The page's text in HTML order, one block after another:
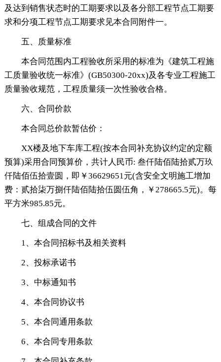
及达到销售状态时的工期要求以及各分部工程节点工期要
求和分项工程节点工期要求见本合同附件一。
五、质量标准
本合同范围内工程验收所采用的标准为《建筑工程施
工质量验收统一标准》(GB50300-20xx)及各专业工程施工
质量验收规范，工程质量须一次性验收合格。
六、合同价款
本合同总价款暂估价：
XX楼及地下车库工程(按本合同补充协议约定的定额
预算)采用合同预算价，共计人民币: 叁仟陆佰陆拾贰万玖
仟陆佰伍拾壹圆，即￥36629651元(含安全文明施工增加
费：贰拾柒万捌仟陆佰陆拾伍圆伍角，￥278665.5元)。每
平方米985.85元。
七、组成合同的文件
1、本合同招标书及相关资料
2、投标承诺书
3、中标通知书
4、本合同协议书
5、本合同通用条款
6、本合同专用条款